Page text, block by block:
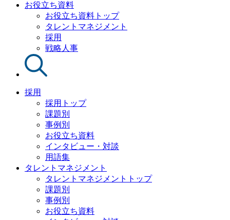
お役立ち資料
お役立ち資料トップ
タレントマネジメント
採用
戦略人事
採用
採用トップ
課題別
事例別
お役立ち資料
インタビュー・対談
用語集
タレントマネジメント
タレントマネジメントトップ
課題別
事例別
お役立ち資料